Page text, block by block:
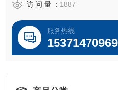
访 问 量 ： 1887
服务热线
15371470969